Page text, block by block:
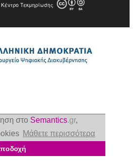
στο Semantics.gr,
Μάθετε περισσότερα
Τεκμηρίωσης